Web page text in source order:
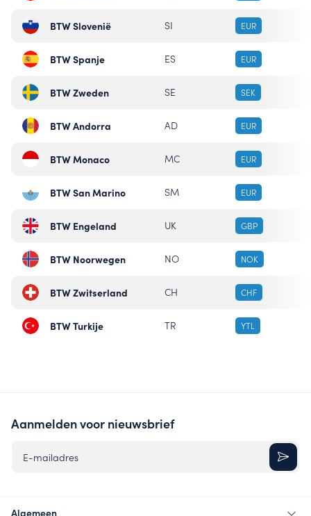
BTW Slovenië SI EUR
BTW Spanje ES EUR
BTW Zweden SE SEK
BTW Andorra AD EUR
BTW Monaco MC EUR
BTW San Marino SM EUR
BTW Engeland UK GBP
BTW Noorwegen NO NOK
BTW Zwitserland CH CHF
BTW Turkije TR YTL
Algemeen
Aanmelden voor nieuwsbrief
E-mailadres